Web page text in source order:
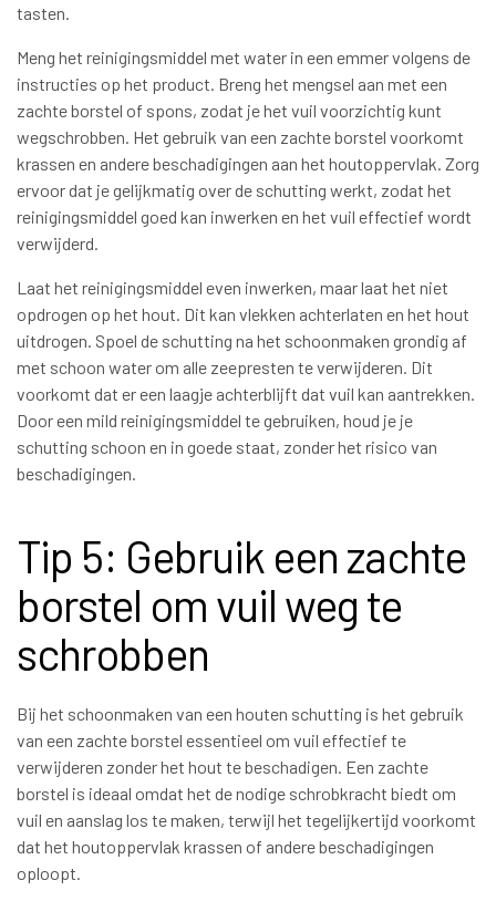
tasten.
Meng het reinigingsmiddel met water in een emmer volgens de
instructies op het product. Breng het mengsel aan met een
zachte borstel of spons, zodat je het vuil voorzichtig kunt
wegschrobben. Het gebruik van een zachte borstel voorkomt
krassen en andere beschadigingen aan het houtoppervlak. Zorg
ervoor dat je gelijkmatig over de schutting werkt, zodat het
reinigingsmiddel goed kan inwerken en het vuil effectief wordt
verwijderd.
Laat het reinigingsmiddel even inwerken, maar laat het niet
opdrogen op het hout. Dit kan vlekken achterlaten en het hout
uitdrogen. Spoel de schutting na het schoonmaken grondig af
met schoon water om alle zeepresten te verwijderen. Dit
voorkomt dat er een laagje achterblijft dat vuil kan aantrekken.
Door een mild reinigingsmiddel te gebruiken, houd je je
schutting schoon en in goede staat, zonder het risico van
beschadigingen.
Tip 5: Gebruik een zachte
borstel om vuil weg te
schrobben
Bij het schoonmaken van een houten schutting is het gebruik
van een zachte borstel essentieel om vuil effectief te
verwijderen zonder het hout te beschadigen. Een zachte
borstel is ideaal omdat het de nodige schrobkracht biedt om
vuil en aanslag los te maken, terwijl het tegelijkertijd voorkomt
dat het houtoppervlak krassen of andere beschadigingen
oploopt.